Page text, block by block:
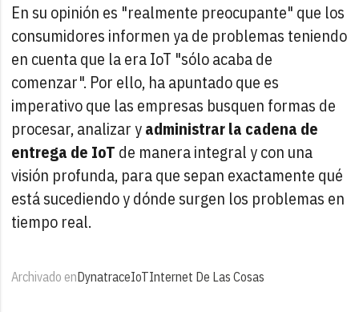
En su opinión es "realmente preocupante" que los
consumidores informen ya de problemas teniendo
en cuenta que la era IoT "sólo acaba de
comenzar". Por ello, ha apuntado que es
imperativo que las empresas busquen formas de
procesar, analizar yadministrar la cadena de
entrega de IoT de manera integral y con una
visión profunda, para que sepan exactamente qué
está sucediendo y dónde surgen los problemas en
tiempo real.
Archivado enDynatraceIoTInternet De Las Cosas